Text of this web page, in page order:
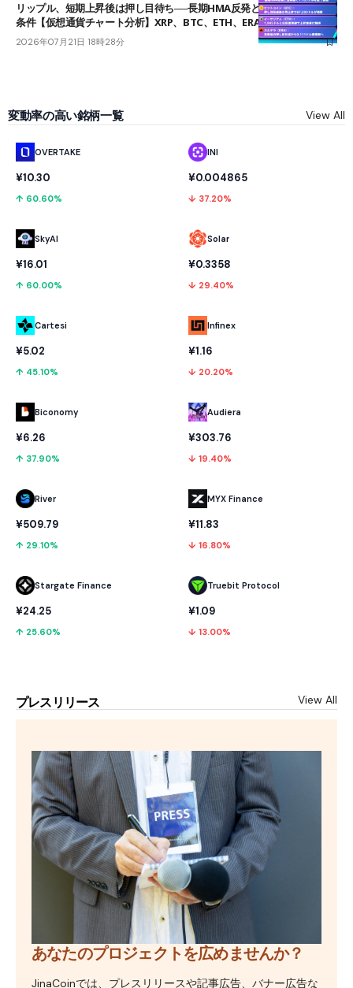
リップル、短期上昇後は押し目待ち──長期HMA反発と雲上抜けが買い
条件【仮想通貨チャート分析】XRP、BTC、ETH、ERA
2026年07月21日 18時28分
変動率の高い銘柄一覧 View All
OVERTAKE
¥10.30
↑ 60.60%
SkyAI
¥16.01
↑ 60.00%
Cartesi
¥5.02
↑ 45.10%
Biconomy
¥6.26
↑ 37.90%
River
¥509.79
↑ 29.10%
Stargate Finance
¥24.25
↑ 25.60%
INI
¥0.004865
↓ 37.20%
Solar
¥0.3358
↓ 29.40%
Infinex
¥1.16
↓ 20.20%
Audiera
¥303.76
↓ 19.40%
MYX Finance
¥11.83
↓ 16.80%
Truebit Protocol
¥1.09
↓ 13.00%
プレスリリース View All
あなたのプロジェクトを広めませんか？
JinaCoinでは、プレスリリースや記事広告、バナー広告な